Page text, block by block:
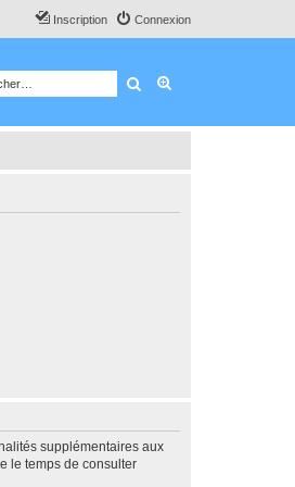
Connexion
Inscription
Rechercher
supplémentaires aux
le temps de consulter